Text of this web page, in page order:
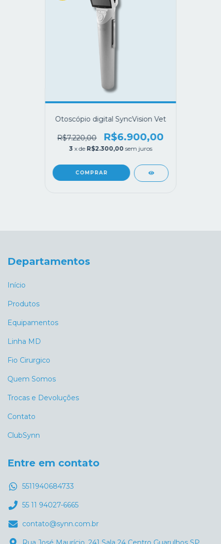
Otoscópio digital SyncVision Vet
R$7.220,00 R$6.900,00
3 x de R$2.300,00 sem juros
Departamentos
Início
Produtos
Equipamentos
Linha MD
Fio Cirurgico
Quem Somos
Trocas e Devoluções
Contato
ClubSynn
Entre em contato
5511940684733
55 11 94027-6665
contato@synn.com.br